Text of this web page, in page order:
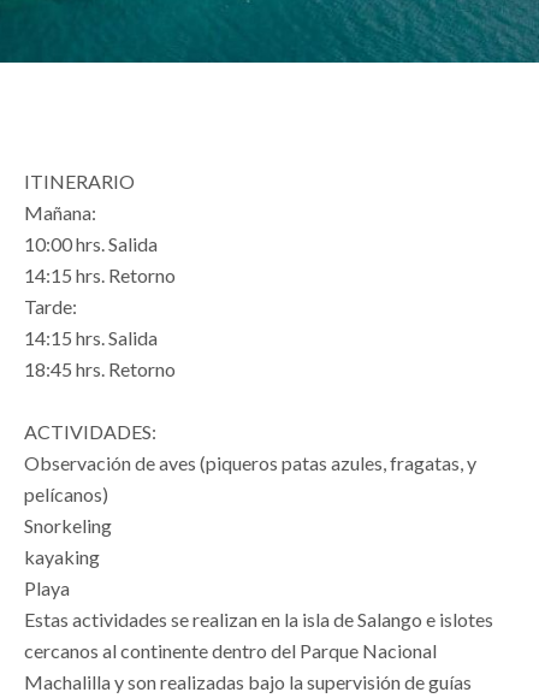
ITINERARIO
Mañana:
10:00 hrs. Salida
14:15 hrs. Retorno
Tarde:
14:15 hrs. Salida
18:45 hrs. Retorno
ACTIVIDADES:
Observación de aves (piqueros patas azules, fragatas, y
pelícanos)
Snorkeling
kayaking
Playa
Estas actividades se realizan en la isla de Salango e islotes
cercanos al continente dentro del Parque Nacional
Machalilla y son realizadas bajo la supervisión de guías